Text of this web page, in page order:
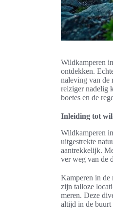
Wildkamperen
ontdekken.
naleving van de
reiziger nadelig
boetes en de
Inleiding tot
Wildkamperen
uitgestrekte
aantrekkelijk.
ver weg van de
Kamperen in de
zijn talloze
meren. Deze
altijd in de buurt